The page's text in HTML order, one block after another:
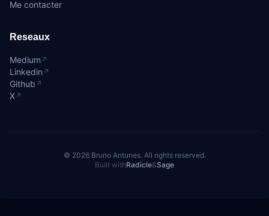
Me contacter
Reseaux
Medium ↗
Linkedin ↗
Github ↗
X ↗
© 2026 Bruno Antunes. All rights reserved.
Built withRadicle&Sage